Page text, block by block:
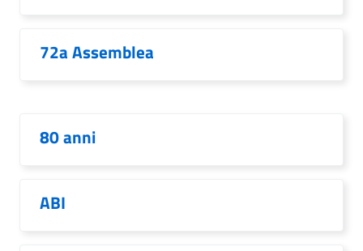
72a Assemblea
80 anni
ABI